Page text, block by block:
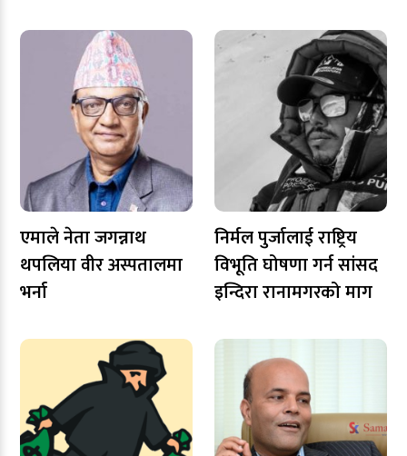
एमाले नेता जगन्नाथ
थपलिया वीर अस्पतालमा
भर्ना
निर्मल पुर्जालाई राष्ट्रिय
विभूति घोषणा गर्न सांसद
इन्दिरा रानामगरको माग